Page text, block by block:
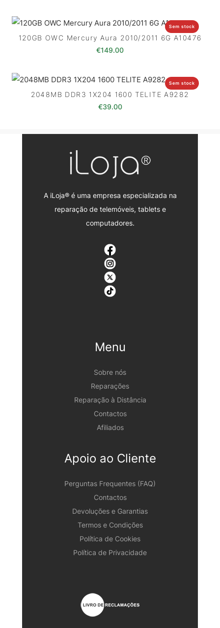
Sem stock
120GB OWC Mercury Aura 2010/2011 6G A10476
€149.00
Sem stock
2048MB DDR3 1X204 1600 TELITE A9282
€39.00
A iLoja® é uma empresa especializada na
reparação de telemóveis, tablets e
computadores.
Menu
Sobre nós
Reparações
Reparação à Distância
Contactos
Afiliados
Apoio ao Cliente
Perguntas Frequentes (FAQ)
Contactos
Devoluções e Garantias
Termos e Condições
Política de Cookies
Política de Privacidade